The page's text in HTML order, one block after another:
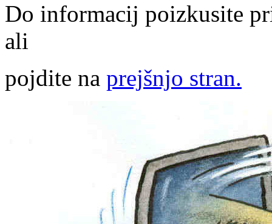
Do informacij poizkusite
ali
pojdite na prejšnjo stran.